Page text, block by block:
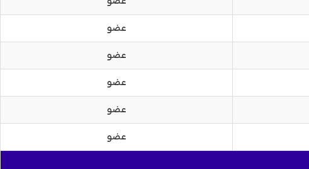
عضو
عضو
عضو
عضو
عضو